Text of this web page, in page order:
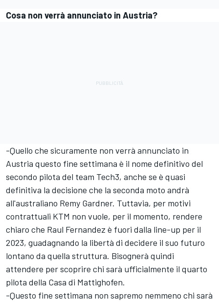
Cosa non verrà annunciato in Austria?
-Quello che sicuramente non verrà annunciato in
Austria questo fine settimana è il nome definitivo del
secondo pilota del team Tech3, anche se è quasi
definitiva la decisione che la seconda moto andrà
all'australiano Remy Gardner. Tuttavia, per motivi
contrattuali KTM non vuole, per il momento, rendere
chiaro che Raul Fernandez è fuori dalla line-up per il
2023, guadagnando la libertà di decidere il suo futuro
lontano da quella struttura. Bisognerà quindi
attendere per scoprire chi sarà ufficialmente il quarto
pilota della Casa di Mattighofen.
-Questo fine settimana non sapremo nemmeno chi sarà